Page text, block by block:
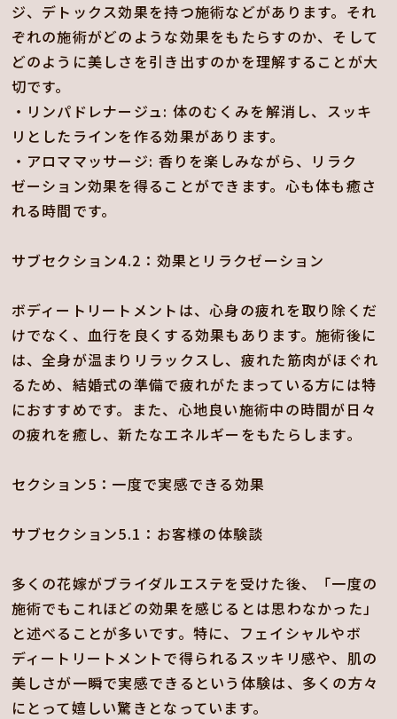
ジ、デトックス効果を持つ施術などがあります。それ
ぞれの施術がどのような効果をもたらすのか、そして
どのように美しさを引き出すのかを理解することが大
切です。
・リンパドレナージュ: 体のむくみを解消し、スッキ
リとしたラインを作る効果があります。
・アロママッサージ: 香りを楽しみながら、リラク
ゼーション効果を得ることができます。心も体も癒さ
れる時間です。
サブセクション4.2：効果とリラクゼーション
ボディートリートメントは、心身の疲れを取り除くだ
けでなく、血行を良くする効果もあります。施術後に
は、全身が温まりリラックスし、疲れた筋肉がほぐれ
るため、結婚式の準備で疲れがたまっている方には特
におすすめです。また、心地良い施術中の時間が日々
の疲れを癒し、新たなエネルギーをもたらします。
セクション5：一度で実感できる効果
サブセクション5.1：お客様の体験談
多くの花嫁がブライダルエステを受けた後、「一度の
施術でもこれほどの効果を感じるとは思わなかった」
と述べることが多いです。特に、フェイシャルやボ
ディートリートメントで得られるスッキリ感や、肌の
美しさが一瞬で実感できるという体験は、多くの方々
にとって嬉しい驚きとなっています。